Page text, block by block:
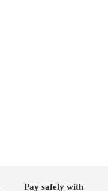
Pay safely with